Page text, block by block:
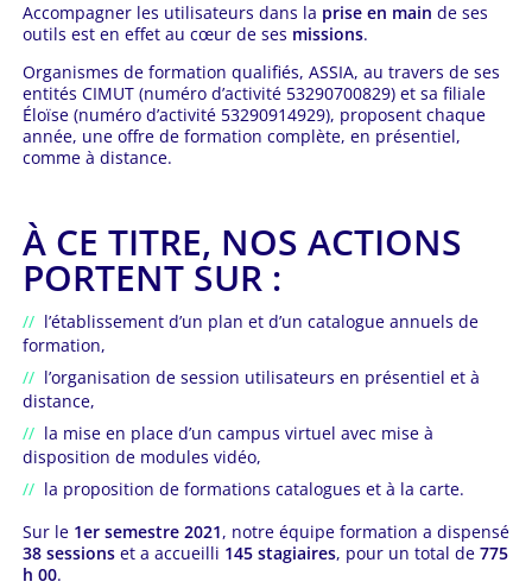
Accompagner les utilisateurs dans la prise en main de ses
outils est en effet au cœur de ses missions.
Organismes de formation qualifiés, ASSIA, au travers de ses
entités CIMUT (numéro d’activité 53290700829) et sa filiale
Éloïse (numéro d’activité 53290914929), proposent chaque
année, une offre de formation complète, en présentiel,
comme à distance.
À CE TITRE, NOS ACTIONS
PORTENT SUR :
l’établissement d’un plan et d’un catalogue annuels de
formation,
l’organisation de session utilisateurs en présentiel et à
distance,
la mise en place d’un campus virtuel avec mise à
disposition de modules vidéo,
la proposition de formations catalogues et à la carte.
Sur le 1er semestre 2021, notre équipe formation a dispensé
38 sessionset a accueilli 145 stagiaires, pour un total de775
h 00.